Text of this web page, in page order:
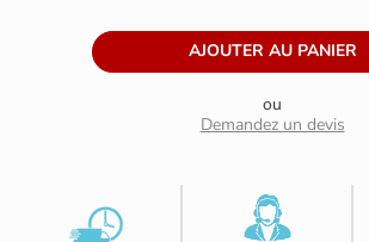
ou
Demandez un devis